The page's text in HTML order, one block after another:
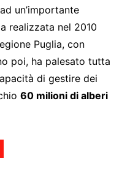
un’importante
realizzata nel 2010
Puglia, con
poi, ha palesato tutta
di gestire dei
60 milioni di alberi